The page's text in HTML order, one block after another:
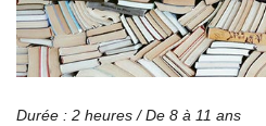
Durée : 2 heures / De 8 à 11 ans